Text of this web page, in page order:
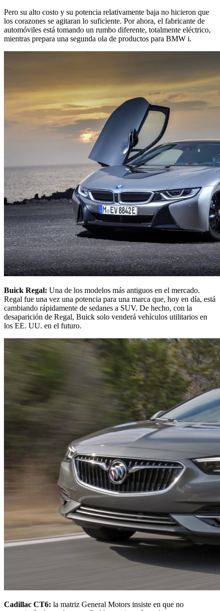
Pero su alto costo y su potencia relativamente baja no hicieron que
los corazones se agitaran lo suficiente. Por ahora, el fabricante de
automóviles está tomando un rumbo diferente, totalmente eléctrico,
mientras prepara una segunda ola de productos para BMW i.
Buick Regal: Una de los modelos más antiguos en el mercado.
Regal fue una vez una potencia para una marca que, hoy en día, está
cambiando rápidamente de sedanes a SUV. De hecho, con la
desaparición de Regal, Buick solo venderá vehículos utilitarios en
los EE. UU. en el futuro.
Cadillac CT6: la matriz General Motors insiste en que no